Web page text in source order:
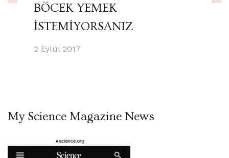
BÖCEK YEMEK
İSTEMİYORSANIZ
2 Eylül 2017
My Science Magazine News